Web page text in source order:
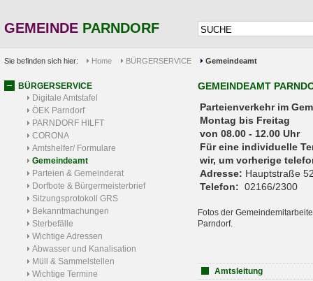
GEMEINDE PARNDORF
Sie befinden sich hier: Home BÜRGERSERVICE Gemeindeamt
BÜRGERSERVICE
Digitale Amtstafel
ÖEK Parndorf
PARNDORF HILFT
CORONA
Amtshelfer/ Formulare
Gemeindeamt
Parteien & Gemeinderat
Dorfbote & Bürgermeisterbrief
Sitzungsprotokoll GRS
Bekanntmachungen
Sterbefälle
Wichtige Adressen
Abwasser und Kanalisation
Müll & Sammelstellen
Wichtige Termine
GEMEINDEAMT
Parteienverkehr
Montag bis Freitag
von 08.00 - 12.00 Uhr
Für eine individuelle
wir, um vorherige
Adresse: Hauptstraße
Telefon: 02166/2300
Fotos der
Parndorf.
Amtsleitung